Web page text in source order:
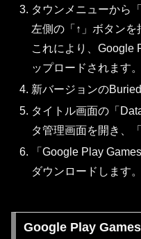
タウンメニューから
左側の「↑」ボタンを
これにより、Google
ップロードされます。
新バージョンの
タイトル画面の「
タ管理画面を開き、
「Google Play
ダウンロードします。
Google Play